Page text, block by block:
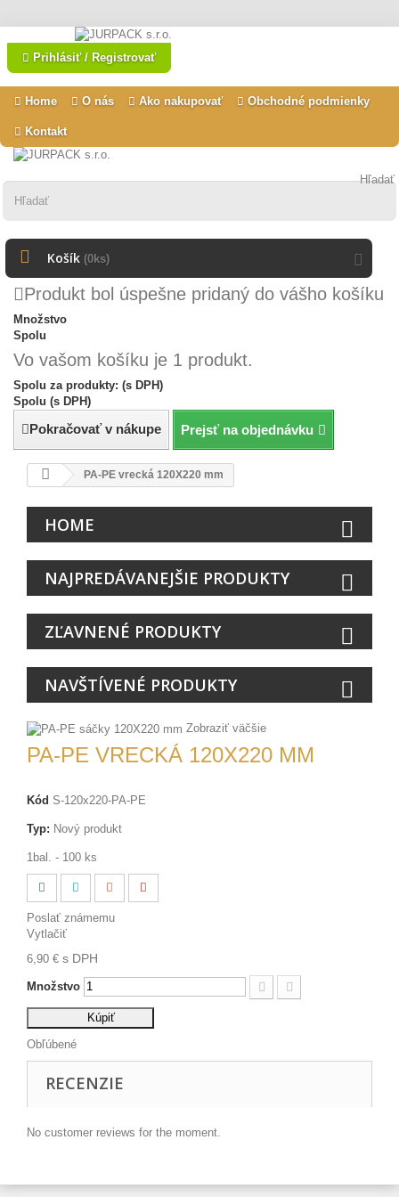
Prihlásiť / Registrovať
Home O nás Ako nakupovať Obchodné podmienky
Kontakt
Hľadať
Košík (0ks)
Produkt bol úspešne pridaný do vášho košíku
Množstvo
Spolu
Vo vašom košíku je 1 produkt.
Spolu za produkty: (s DPH)
Spolu (s DPH)
Pokračovať v nákupe Prejsť na objednávku
PA-PE vrecká 120X220 mm
HOME
NAJPREDÁVANEJŠIE PRODUKTY
ZĽAVNENÉ PRODUKTY
NAVŠTÍVENÉ PRODUKTY
Zobraziť väčšie
PA-PE VRECKÁ 120X220 MM
Kód S-120x220-PA-PE
Typ: Nový produkt
1bal. - 100 ks
Poslať známemu
Vytlačiť
6,90 € s DPH
Množstvo
Kúpiť
Obľúbené
RECENZIE
No customer reviews for the moment.